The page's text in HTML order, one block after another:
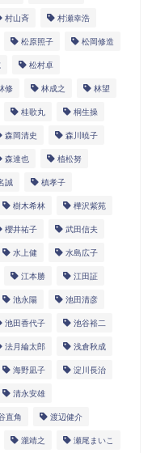
村山斉 村瀬幸浩
松原照子 松岡修造
松村卓
修 林成之 林望
桂歌丸 桐生操
森岡清史 森川暁子
森達也 植松努
誠 槙孝子
樹木希林 樺沢紫苑
櫻井祐子 武田信夫
水上健 水島広子
江本勝 江田証
池永陽 池田清彦
池田香代子 池谷裕二
法月綸太郎 浅倉秋成
海野凪子 淀川長治
清永安雄
直角 渡辺健介
瀧靖之 瀬尾まいこ